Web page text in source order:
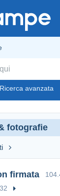
Ricerca avanzata
fotografie
firmata